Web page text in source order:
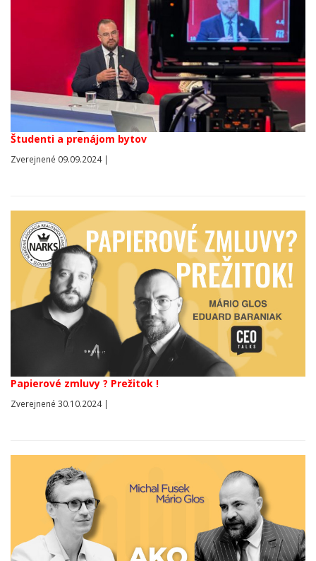
Študenti a prenájom bytov
Zverejnené 09.09.2024 |
Papierové zmluvy ? Prežitok !
Zverejnené 30.10.2024 |